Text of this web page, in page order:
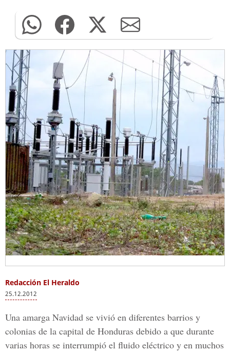
Redacción El Heraldo
25.12.2012
Una amarga Navidad se vivió en diferentes barrios y
colonias de la capital de Honduras debido a que durante
varias horas se interrumpió el fluido eléctrico y en muchos